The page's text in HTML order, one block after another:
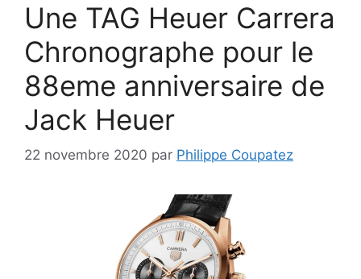
Une TAG Heuer Carrera
Chronographe pour le
88eme anniversaire de
Jack Heuer
22 novembre 2020 par Philippe Coupatez